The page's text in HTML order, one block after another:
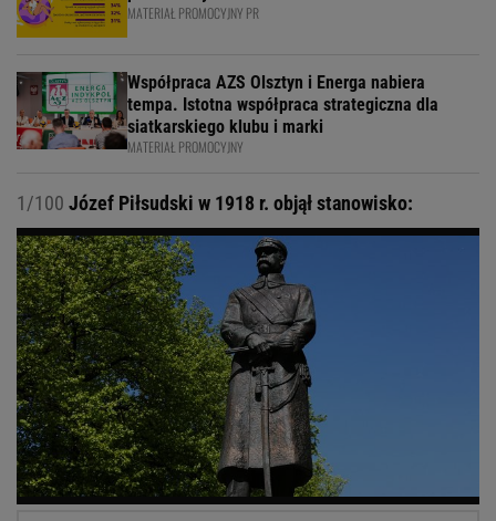
MATERIAŁ PROMOCYJNY PR
Współpraca AZS Olsztyn i Energa nabiera
tempa. Istotna współpraca strategiczna dla
siatkarskiego klubu i marki
MATERIAŁ PROMOCYJNY
1/100 Józef Piłsudski w 1918 r. objął stanowisko: